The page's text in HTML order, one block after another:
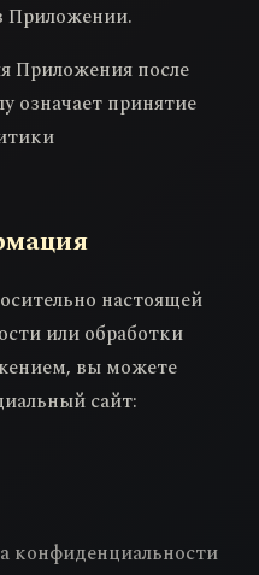
Приложении.
Приложения после
означает принятие
настоящей
или обработки
вы можете
сайт:
конфиденциальности